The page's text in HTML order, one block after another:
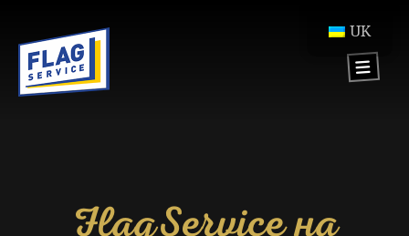
FlagService на
UK